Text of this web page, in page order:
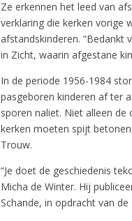
Ze erkennen het leed van
verklaring die kerken vorige
afstandskinderen. “Bedankt
in Zicht, waarin afgestane
In de periode 1956-1984
pasgeboren kinderen af ter
sporen naliet. Niet alleen
kerken moeten spijt
Trouw.
“Je doet de geschiedenis
Micha de Winter. Hij
Schande, in opdracht van de